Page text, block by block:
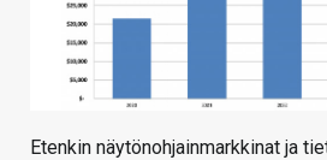
Etenkin näytönohjainmarkkinat ja